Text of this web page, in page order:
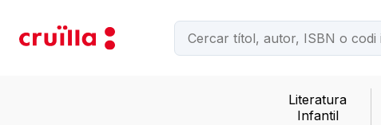
Literatura
Infantil